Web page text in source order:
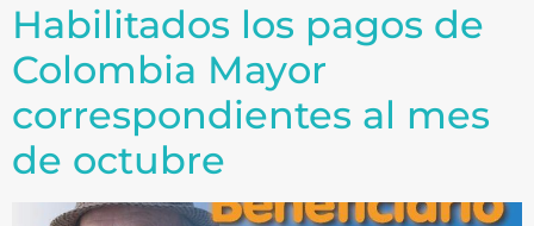
Habilitados los pagos de
Colombia Mayor
correspondientes al mes
de octubre